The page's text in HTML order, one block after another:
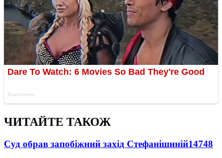
ЧИТАЙТЕ ТАКОЖ
Суд обрав запобіжний захід Стефанішиній14748